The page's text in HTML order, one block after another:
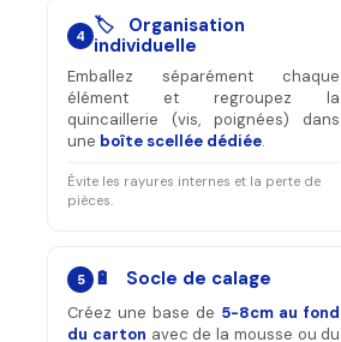
4
🏷️ Organisation
individuelle
Emballez séparément chaque
élément et regroupez la
quincaillerie (vis, poignées) dans
une boîte scellée dédiée.
Évite les rayures internes et la perte de
pièces.
5 🔋 Socle de calage
Créez une base de 5-8cm au fond
du carton avec de la mousse ou du